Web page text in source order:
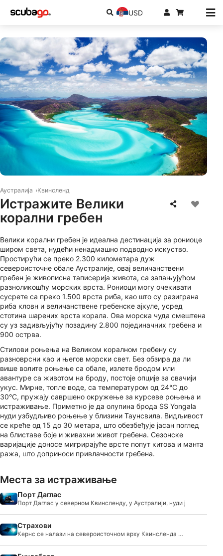
USD
Аустралија Квинсленд
Истражите Велики
корални гребен
Велики корални гребен је идеална дестинација за рониоце
широм света, нудећи ненадмашно подводно искуство.
Простирући се преко 2.300 километара дуж
североисточне обале Аустралије, овај величанствени
гребен је живописна таписерија живота, са запањујућом
разноликошћу морских врста. Рониоци могу очекивати
сусрете са преко 1.500 врста риба, као што су разиграна
риба кловн и величанствене гребенске ајкуле, усред
стотина шарених врста корала. Ова морска чуда смештена
су уз задивљујућу позадину 2.800 појединачних гребена и
900 острва.
Стилови роњења на Великом коралном гребену су
разноврсни као и његов морски свет. Без обзира да ли
више волите роњење са обале, излете бродом или
авантуре са животом на броду, постоје опције за свачији
укус. Мирне, топле воде, са температуром од 24°C до
30°C, пружају савршено окружење за курсеве роњења и
истраживање. Приметно је да олупина брода SS Yongala
нуди узбудљиво роњење у близини Таунсвила. Видљивост
се креће од 15 до 30 метара, што обезбеђује јасан поглед
на блиставе боје и живахни живот гребена. Сезонске
варијације доносе мигрирајуће врсте попут китова и манта
ража, што доприноси привлачности гребена.
Места за истраживање
Порт Даглас
Порт Даглас у северном Квинсленду, у Аустралији, нуди ј
Страхови
Кернс се налази на североисточном врху Квинсленда у